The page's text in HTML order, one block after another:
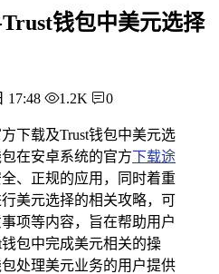
钱包中美元选择
17:48 1.2K 0
下载及Trust钱包中美元选
在安卓系统的官方下载途
、正规的应用，同时着重
美元选择的相关攻略，可
项等内容，旨在帮助用户
包中完成美元相关的操
处理美元业务的用户提供